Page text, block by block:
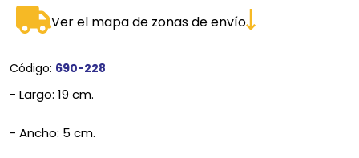
Ver el mapa de zonas de envío
Código: 690-228
- Largo: 19 cm.
- Ancho: 5 cm.